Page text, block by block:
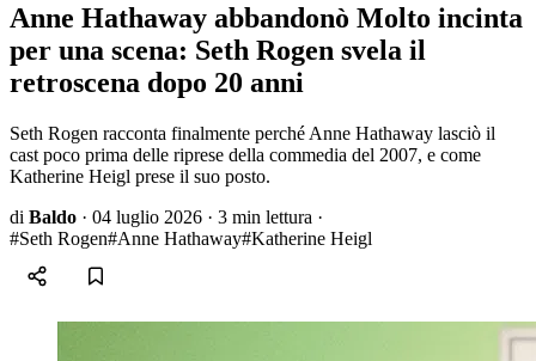
Anne Hathaway abbandonò Molto incinta
per una scena: Seth Rogen svela il
retroscena dopo 20 anni
Seth Rogen racconta finalmente perché Anne Hathaway lasciò il
cast poco prima delle riprese della commedia del 2007, e come
Katherine Heigl prese il suo posto.
di Baldo · 04 luglio 2026 · 3 min lettura ·
#Seth Rogen#Anne Hathaway#Katherine Heigl